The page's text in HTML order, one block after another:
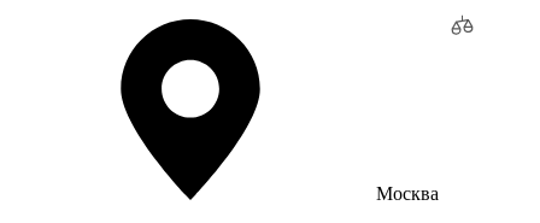
Москва